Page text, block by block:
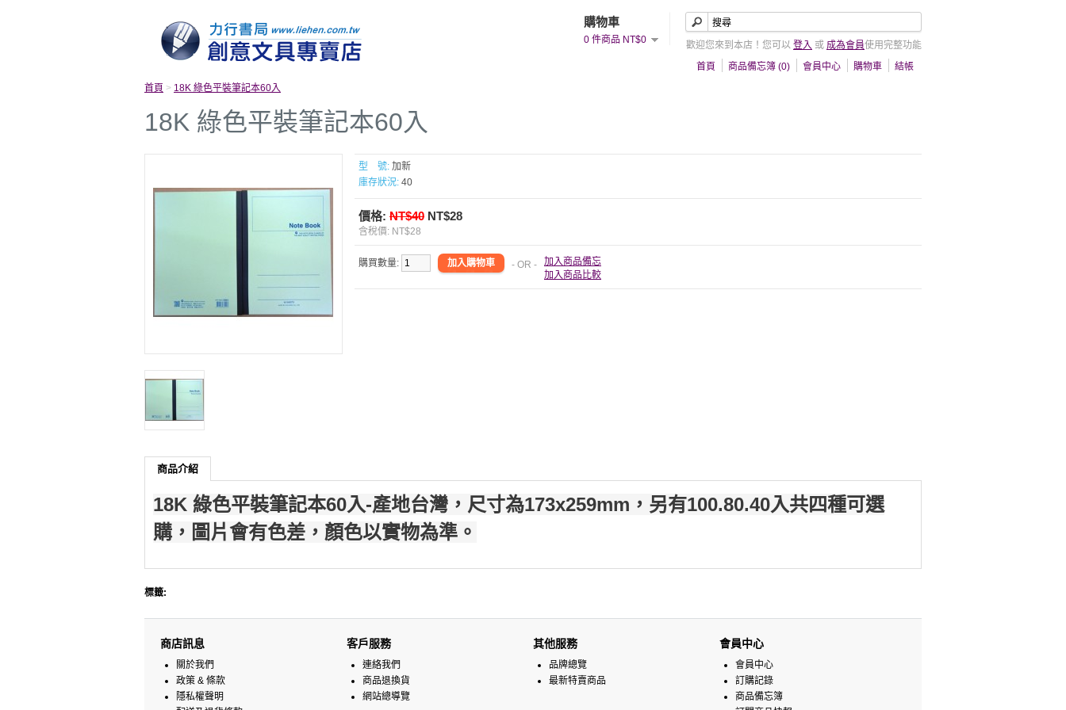
購物車
0 件商品 NT$0 歡迎您來到本店！您可以 登入 或 成為會員使用完整功能
首頁
商品備忘簿 (0) 會員中心 購物車
結帳
首頁 > 18K 綠色平裝筆記本60入
18K 綠色平裝筆記本60入
型 號: 加新
庫存狀況: 40
價格: NT$40 NT$28
含稅價: NT$28
購買數量: - OR - 加入商品備忘
加入商品比較
商品介紹
18K 綠色平裝筆記本60入-產地台灣，尺寸為173x259mm，另有100.80.40入共四種可選
購，圖片會有色差，顏色以實物為準。
標籤:
商店訊息
關於我們
政策 & 條款
隱私權聲明
客戶服務
連絡我們
商品退換貨
網站總導覽
其他服務
品牌總覽
最新特賣商品
會員中心
會員中心
訂購記錄
商品備忘簿